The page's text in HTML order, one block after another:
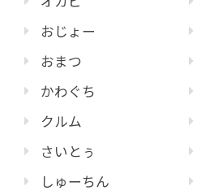
おじょー
おまつ
かわぐち
クルム
さいとぅ
しゅーちん